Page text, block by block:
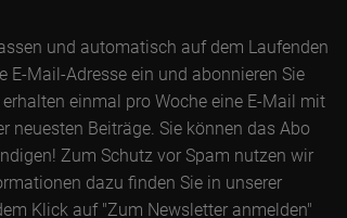
und automatisch auf dem Laufenden
E-Mail-Adresse ein und abonnieren Sie
einmal pro Woche eine E-Mail mit
neuesten Beiträge. Sie können das Abo
Zum Schutz vor Spam nutzen wir
dazu finden Sie in unserer
Klick auf "Zum Newsletter anmelden"